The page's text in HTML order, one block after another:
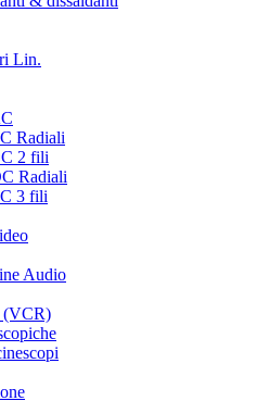
Lin.
Radiali
2 fili
Radiali
3 fili
Audio
(VCR)